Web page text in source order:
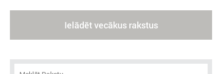
Ielādēt vecākus rakstus